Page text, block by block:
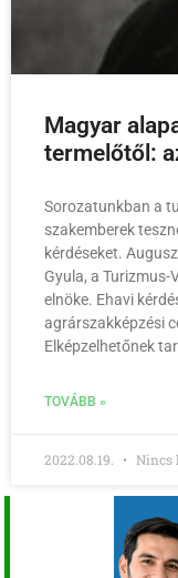
Magyar
termelőtől:
Sorozatunkban a
szakemberek
kérdéseket.
Gyula, a
elnöke. Ehavi
agrárszakképzési
Elképzelhetőnek
TOVÁBB »
2022.08.19. Nincs